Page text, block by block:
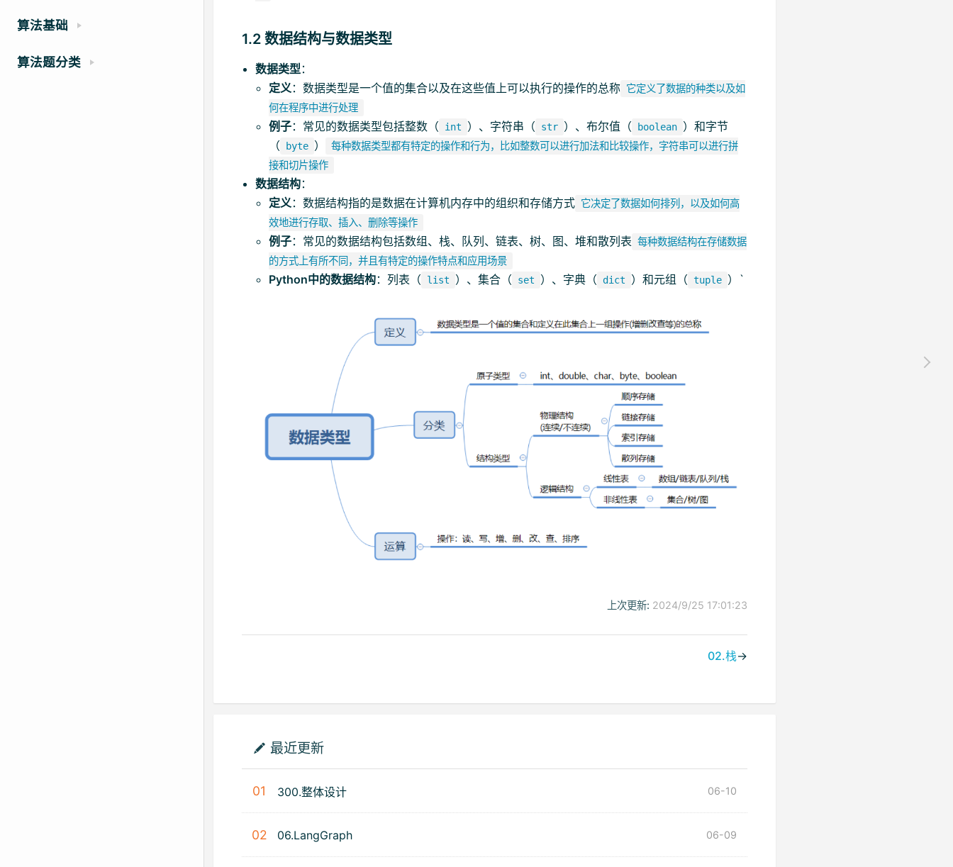
算法基础
算法题分类
1.2 数据结构与数据类型
数据类型：
定义：数据类型是一个值的集合以及在这些值上可以执行的操作的总称 它定义了数据的种类以及如
何在程序中进行处理
例子：常见的数据类型包括整数（ int ）、字符串（ str ）、布尔值（ boolean ）和字节
（
byte ）
每种数据类型都有特定的操作和行为，比如整数可以进行加法和比较操作，字符串可以进行拼
接和切片操作
数据结构：
定义：数据结构指的是数据在计算机内存中的组织和存储方式 它决定了数据如何排列，以及如何高
效地进行存取、插入、删除等操作
例子：常见的数据结构包括数组、栈、队列、链表、树、图、堆和散列表 每种数据结构在存储数据
的方式上有所不同，并且有特定的操作特点和应用场景
Python中的数据结构：列表（ list ）、集合（ set ）、字典（ dict ）和元组（ tuple ）`
上次更新: 2024/9/25 17:01:23
02.栈→
最近更新
01 300.整体设计 06-10
02 06.LangGraph 06-09